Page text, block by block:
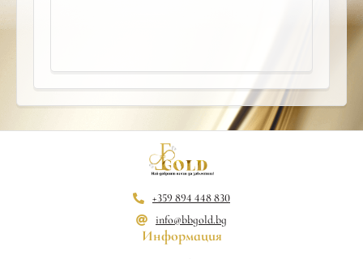
+359 894 448 830
info@bbgold.bg
Информация